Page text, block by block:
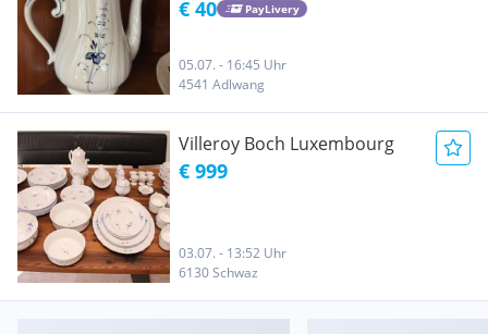
€ 40 PayLivery
05.07. - 16:45 Uhr
4541 Adlwang
Villeroy Boch Luxembourg
€ 999
03.07. - 13:52 Uhr
6130 Schwaz